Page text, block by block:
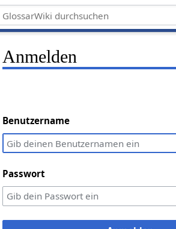
Anmelden
Benutzername
Passwort